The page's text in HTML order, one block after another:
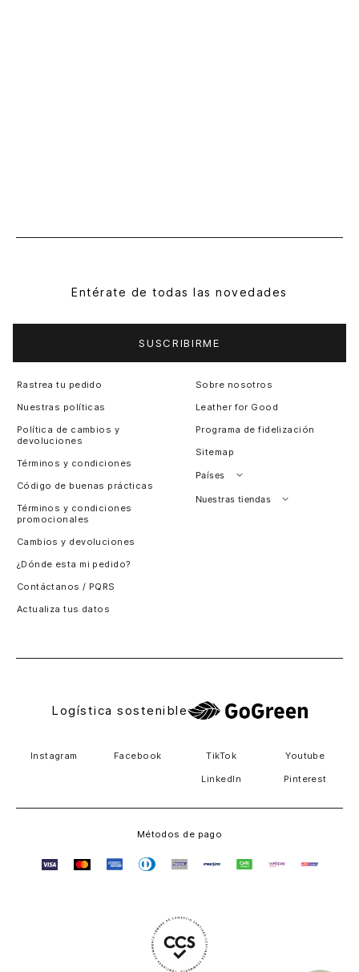
Entérate de todas las novedades
SUSCRIBIRME
Rastrea tu pedido
Nuestras políticas
Política de cambios y
devoluciones
Términos y condiciones
Código de buenas prácticas
Términos y condiciones
promocionales
Cambios y devoluciones
¿Dónde esta mi pedido?
Contáctanos / PQRS
Actualiza tus datos
Sobre nosotros
Leather for Good
Programa de fidelización
Sitemap
Países
Perú
Nuestras tiendas
Logística sostenible
Instagram Facebook TikTok Youtube
LinkedIn Pinterest
Métodos de pago